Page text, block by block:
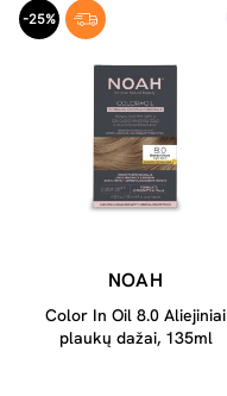
-25%
NOAH
Color In Oil 8.0 Aliejiniai
plaukų dažai, 135ml